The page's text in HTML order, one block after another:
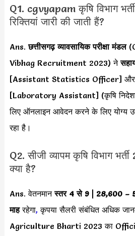
Q1. cgvyapam कृषि विभाग
रिक्तियां जारी की जाती हैं?
Ans.छत्तीसगढ़ व्यावसायिक परीक्षा मंडल
Vibhag Recruitment 2023) ने
[Assistant Statistics Officer] और
[Laboratory Assistant] (कृषि
लिए ऑनलाइन आवेदन करने के लिए योग्य
रहा है।
Q2. सीजी व्यापम कृषि विभाग
क्या है?
Ans. वेतनमानस्तर 4 से 9| 28,600 –
माहरहेगा, कृपया सैलरी संबंधित अधिक
Agriculture Bharti 2023 का